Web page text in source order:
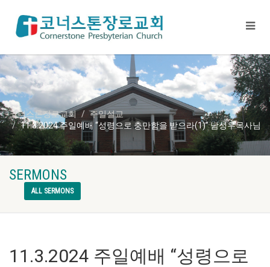
코너스톤장로교회
주일설교
11.3.2024 주일예배 “성령으로 충만함을 받으라(1)” 남성우목사님
SERMONS
ALL SERMONS
11.3.2024 주일예배 “성령으로